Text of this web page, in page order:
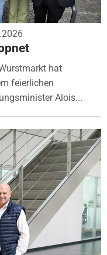
hat
feierlichen
Alois...